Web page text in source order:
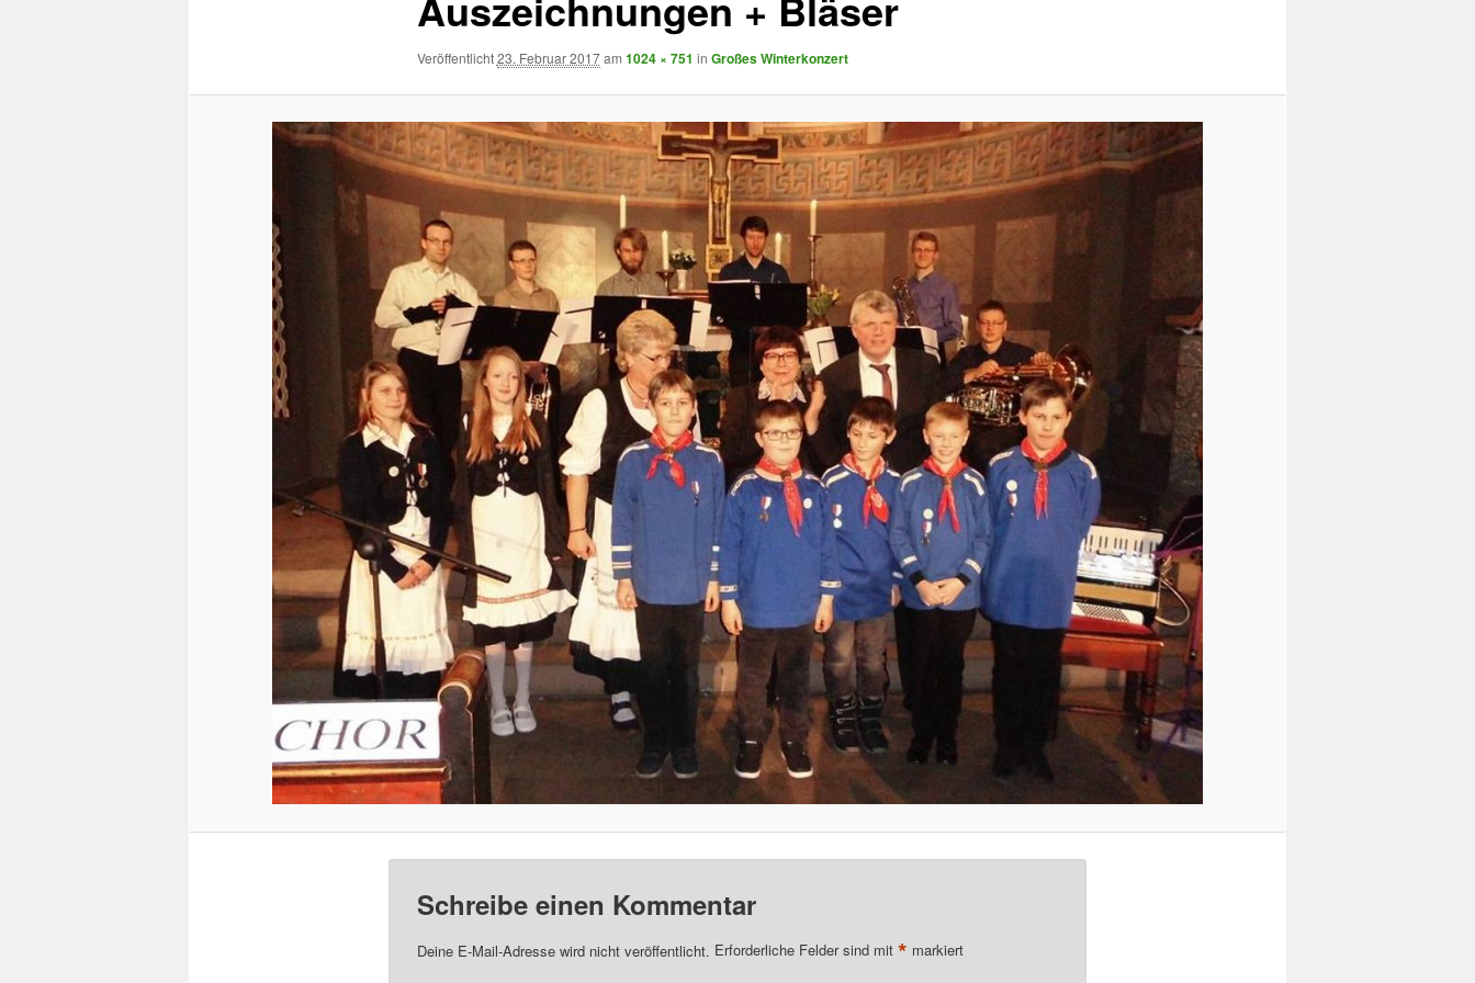
Veröffentlicht23. Februar 2017am 1024 × 751 in Großes Winterkonzert
Schreibe einen Kommentar
Deine E-Mail-Adresse wird nicht veröffentlicht. Erforderliche Felder sind mit * markiert